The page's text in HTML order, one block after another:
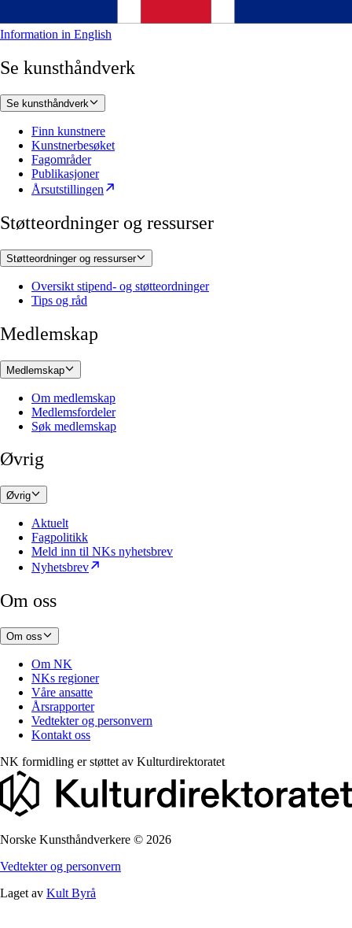
Information in English
Se kunsthåndverk
Se kunsthåndverk
Finn kunstnere
Kunstnerbesøket
Fagområder
Publikasjoner
Årsutstillingen
Støtteordninger og ressurser
Støtteordninger og ressurser
Oversikt stipend- og støtteordninger
Tips og råd
Medlemskap
Medlemskap
Om medlemskap
Medlemsfordeler
Søk medlemskap
Øvrig
Øvrig
Aktuelt
Fagpolitikk
Meld inn til NKs nyhetsbrev
Nyhetsbrev
Om oss
Om oss
Om NK
NKs regioner
Våre ansatte
Årsrapporter
Vedtekter og personvern
Kontakt oss
NK formidling er støttet av Kulturdirektoratet
Norske Kunsthåndverkere © 2026
Vedtekter og personvern
Laget av Kult Byrå